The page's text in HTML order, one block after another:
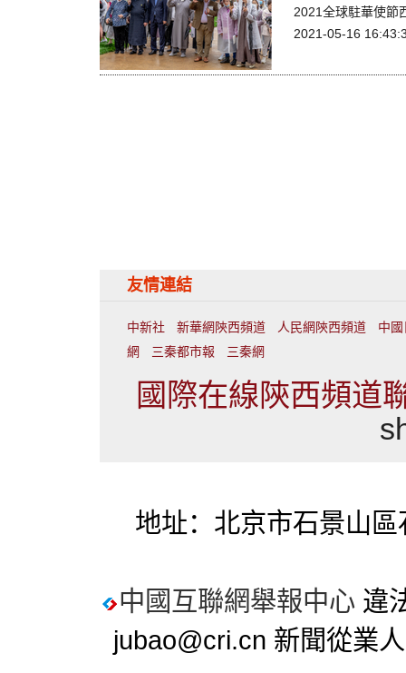
2021全球駐華使節
2021-05-16
友情連結
中新社 新華網陝西頻道 人民網陝西頻道
中
網
三秦都市報 三秦網
國際在線陝西頻
地址：北京市石景山
中國互聯網舉報中心 違
jubao@cri.cn 新聞從業